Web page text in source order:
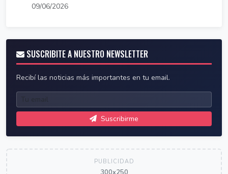
09/06/2026
SUSCRIBITE A NUESTRO NEWSLETTER
Recibí las noticias más importantes en tu email.
Suscribirme
PUBLICIDAD